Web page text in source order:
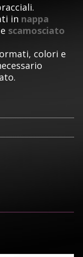
in nappa
scamosciato
colori e